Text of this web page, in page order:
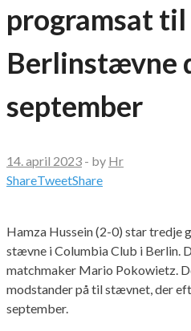
programsat til
Berlinstævne
september
14. april 2023 - by Hr
ShareTweetShare
Hamza Hussein (2-0) star tredje
stævne i Columbia Club i Berlin.
matchmaker Mario Pokowietz.
modstander på til stævnet, der
september.